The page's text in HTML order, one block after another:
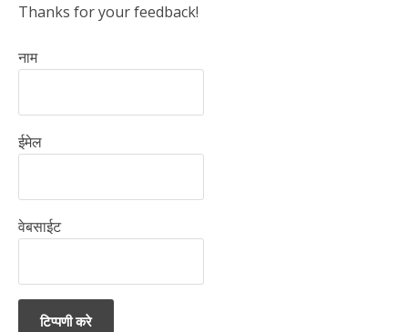
Thanks for your feedback!
नाम
ईमेल
वेबसाईट